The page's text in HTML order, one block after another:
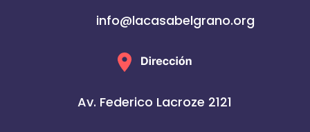
info@lacasabelgrano.org
Av. Federico Lacroze 2121